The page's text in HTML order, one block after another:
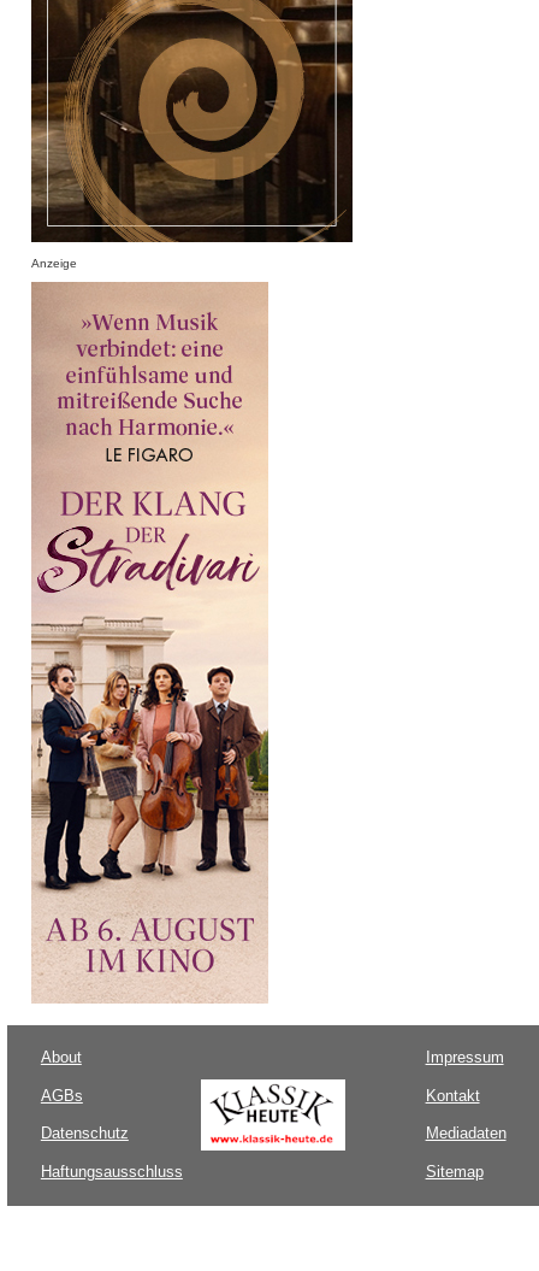
Anzeige
About
AGBs
Datenschutz
Haftungsausschluss
Impressum
Kontakt
Mediadaten
Sitemap